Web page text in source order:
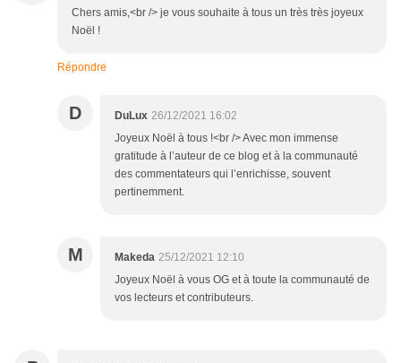
Chers amis,<br /> je vous souhaite à tous un très très joyeux
Noël !
Répondre
D DuLux 26/12/2021 16:02
Joyeux Noël à tous !<br /> Avec mon immense
gratitude à l’auteur de ce blog et à la communauté
des commentateurs qui l’enrichisse, souvent
pertinemment.
M Makeda 25/12/2021 12:10
Joyeux Noël à vous OG et à toute la communauté de
vos lecteurs et contributeurs.